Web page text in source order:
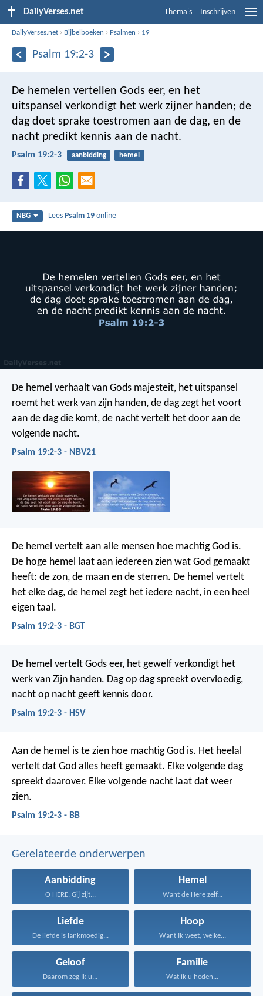
DailyVerses.net Thema's Inschrijven
DailyVerses.net › Bijbelboeken › Psalmen › 19
Psalm 19:2-3
De hemelen vertellen Gods eer, en het
uitspansel verkondigt het werk zijner handen; de
dag doet sprake toestromen aan de dag, en de
nacht predikt kennis aan de nacht.
Psalm 19:2-3 aanbidding hemel
NBG LeesPsalm 19 online
De hemel verhaalt van Gods majesteit, het uitspansel
roemt het werk van zijn handen, de dag zegt het voort
aan de dag die komt, de nacht vertelt het door aan de
volgende nacht.
Psalm 19:2-3 - NBV21
De hemel vertelt aan alle mensen hoe machtig God is.
De hoge hemel laat aan iedereen zien wat God gemaakt
heeft: de zon, de maan en de sterren. De hemel vertelt
het elke dag, de hemel zegt het iedere nacht, in een heel
eigen taal.
Psalm 19:2-3 - BGT
De hemel vertelt Gods eer, het gewelf verkondigt het
werk van Zijn handen. Dag op dag spreekt overvloedig,
nacht op nacht geeft kennis door.
Psalm 19:2-3 - HSV
Aan de hemel is te zien hoe machtig God is. Het heelal
vertelt dat God alles heeft gemaakt. Elke volgende dag
spreekt daarover. Elke volgende nacht laat dat weer
zien.
Psalm 19:2-3 - BB
Gerelateerde onderwerpen
Aanbidding
O HERE, Gij zijt...
Hemel
Want de Here zelf...
Liefde
De liefde is lankmoedig...
Hoop
Want Ik weet, welke...
Geloof
Daarom zeg Ik u...
Familie
Wat ik u heden...